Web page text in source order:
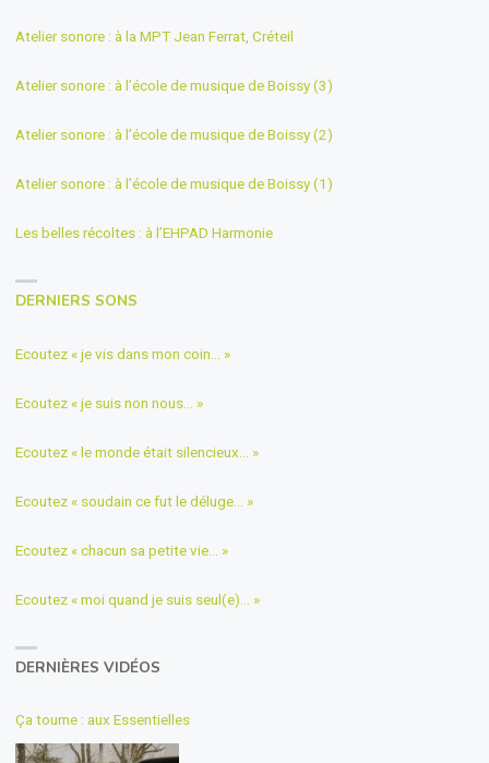
Atelier sonore : à la MPT Jean Ferrat, Créteil
Atelier sonore : à l’école de musique de Boissy (3)
Atelier sonore : à l’école de musique de Boissy (2)
Atelier sonore : à l’école de musique de Boissy (1)
Les belles récoltes : à l’EHPAD Harmonie
DERNIERS SONS
Ecoutez « je vis dans mon coin… »
Ecoutez « je suis non nous… »
Ecoutez « le monde était silencieux… »
Ecoutez « soudain ce fut le déluge… »
Ecoutez « chacun sa petite vie… »
Ecoutez « moi quand je suis seul(e)… »
DERNIÈRES VIDÉOS
Ça tourne : aux Essentielles